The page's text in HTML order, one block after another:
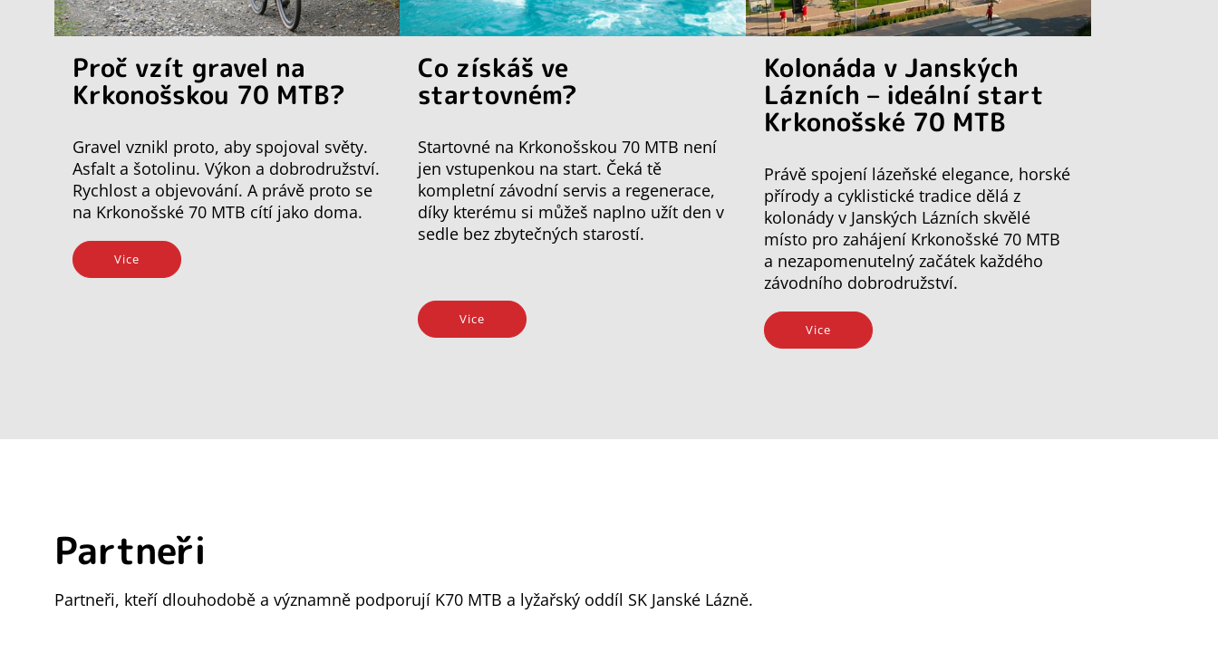
Proč vzít gravel na
Krkonošskou 70 MTB?
Gravel vznikl proto, aby spojoval světy.
Asfalt a šotolinu. Výkon a dobrodružství.
Rychlost a objevování. A právě proto se
na Krkonošské 70 MTB cítí jako doma.
Vice
Co získáš ve
startovném?
Startovné na Krkonošskou 70 MTB není
jen vstupenkou na start. Čeká tě
kompletní závodní servis a regenerace,
díky kterému si můžeš naplno užít den v
sedle bez zbytečných starostí.
Vice
Kolonáda v Janských
Lázních – ideální start
Krkonošské 70 MTB
Právě spojení lázeňské elegance, horské
přírody a cyklistické tradice dělá z
kolonády v Janských Lázních skvělé
místo pro zahájení Krkonošské 70 MTB
a nezapomenutelný začátek každého
závodního dobrodružství.
Vice
Partneři
Partneři, kteří dlouhodobě a významně podporují K70 MTB a lyžařský oddíl SK Janské Lázně.